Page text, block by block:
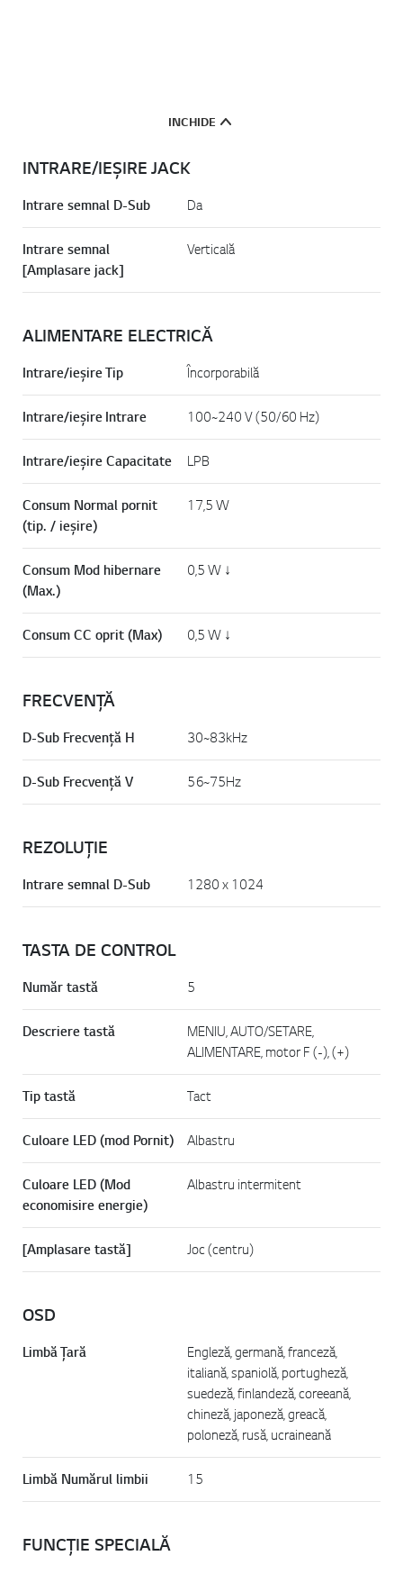
INCHIDE
INTRARE/IEȘIRE JACK
Intrare semnal D-Sub Da
Intrare semnal
[Amplasare jack]
Verticală
ALIMENTARE ELECTRICĂ
Intrare/ieșire Tip Încorporabilă
Intrare/ieșire Intrare 100~240 V (50/60 Hz)
Intrare/ieșire Capacitate LPB
Consum Normal pornit
(tip. / ieșire)
17,5 W
Consum Mod hibernare
(Max.)
0,5 W ↓
Consum CC oprit (Max) 0,5 W ↓
FRECVENȚĂ
D-Sub Frecvență H 30~83kHz
D-Sub Frecvență V 56~75Hz
REZOLUȚIE
Intrare semnal D-Sub 1280 x 1024
TASTA DE CONTROL
Număr tastă 5
Descriere tastă
MENIU, AUTO/SETARE,
ALIMENTARE, motor F (-), (+)
Tip tastă Tact
Culoare LED (mod Pornit) Albastru
Culoare LED (Mod
economisire energie)
Albastru intermitent
[Amplasare tastă] Joc (centru)
OSD
Limbă Țară
Engleză, germană, franceză,
italiană, spaniolă, portugheză,
suedeză, finlandeză, coreeană,
chineză, japoneză, greacă,
poloneză, rusă, ucraineană
Limbă Numărul limbii 15
FUNCȚIE SPECIALĂ